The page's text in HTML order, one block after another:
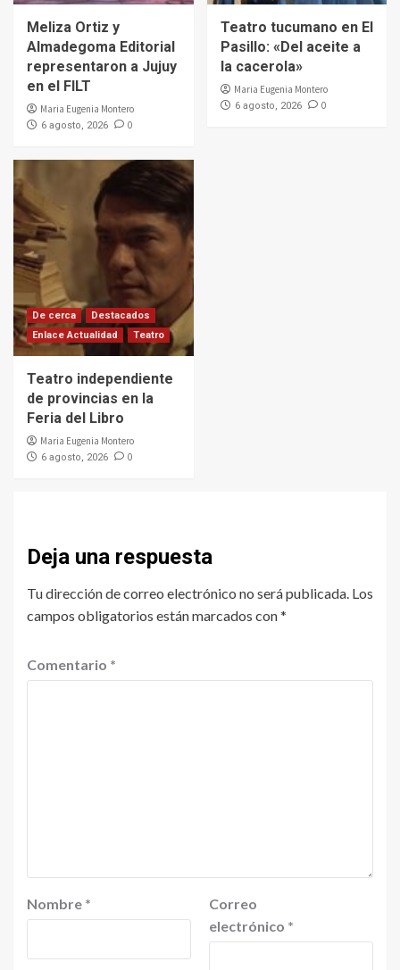
Meliza Ortiz y
Almadegoma Editorial
representaron a Jujuy
en el FILT
Maria Eugenia Montero
6 agosto, 2026 0
Teatro tucumano en El
Pasillo: «Del aceite a
la cacerola»
Maria Eugenia Montero
6 agosto, 2026 0
De cerca
Destacados
Enlace Actualidad
Teatro
Teatro independiente
de provincias en la
Feria del Libro
Maria Eugenia Montero
6 agosto, 2026 0
Deja una respuesta
Tu dirección de correo electrónico no será publicada. Los
campos obligatorios están marcados con*
Comentario *
Nombre *
Correo
electrónico *